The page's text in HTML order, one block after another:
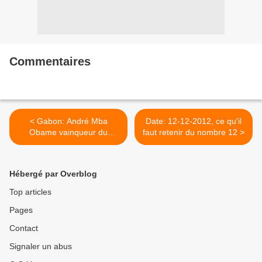
Commentaires
< Gabon: André Mba
Obame vainqueur du
combat mystique...
Date: 12-12-2012, ce qu'il
faut retenir du nombre 12 >
Hébergé par Overblog
Top articles
Pages
Contact
Signaler un abus